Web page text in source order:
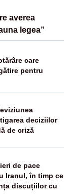
averea
legea”
care
pentru
deciziilor
de criză
de pace
Iranul, în timp ce
discuțiilor cu